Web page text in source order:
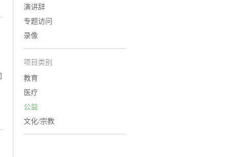
演讲辞
专题访问
录像
项目类别
教育
医疗
公益
文化/宗教